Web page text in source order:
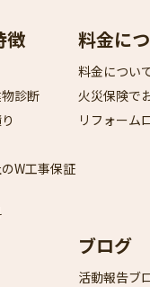
徴
診断
W工事保証
料金に
料金につい
火災保険で
リフォーム
ブログ
活動報告ブ